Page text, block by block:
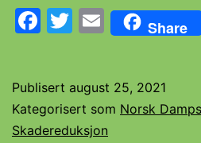
Facebook
Twitter
EmailShare
Publisert august 25, 2021
Kategorisert som Norsk
Skadereduksjon